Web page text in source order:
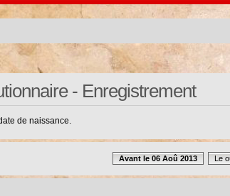
- Enregistrement
de naissance.
Avant le 06 Aoû 2013 Le